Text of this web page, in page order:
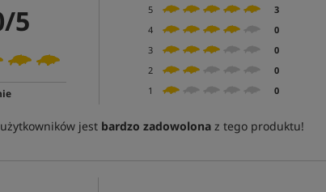
5 5
3
4
0
3
0
2
0
1
0
jest bardzo zadowolonaz tego produktu!